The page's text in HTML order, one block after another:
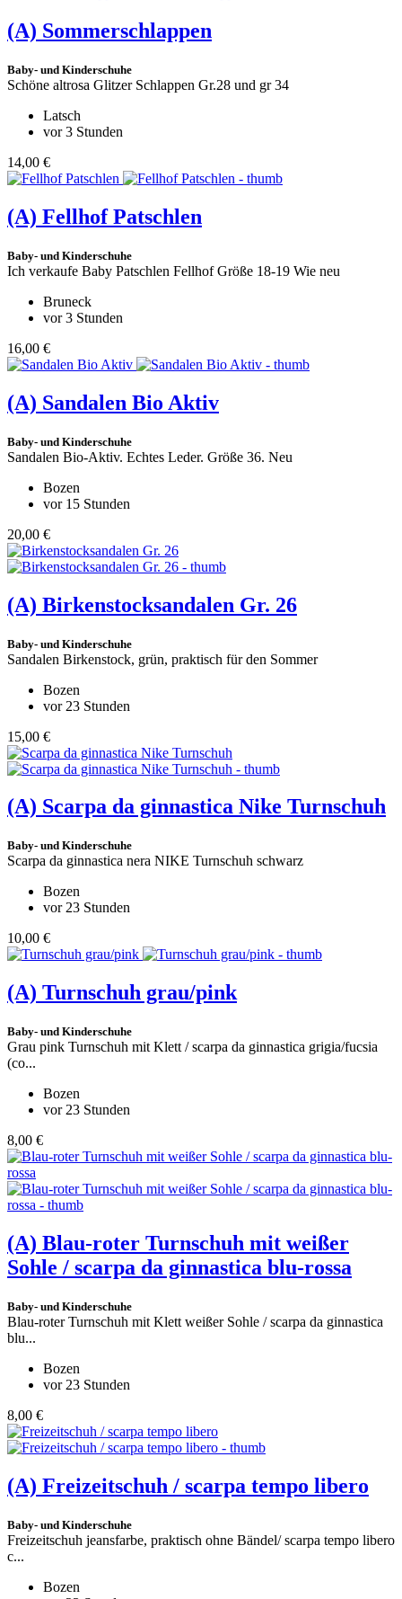
(A) Sommerschlappen
Baby- und Kinderschuhe
Schöne altrosa Glitzer Schlappen Gr.28 und gr 34
Latsch
vor 3 Stunden
14,00 €
(A) Fellhof Patschlen
Baby- und Kinderschuhe
Ich verkaufe Baby Patschlen Fellhof Größe 18-19 Wie neu
Bruneck
vor 3 Stunden
16,00 €
(A) Sandalen Bio Aktiv
Baby- und Kinderschuhe
Sandalen Bio-Aktiv. Echtes Leder. Größe 36. Neu
Bozen
vor 15 Stunden
20,00 €
(A) Birkenstocksandalen Gr. 26
Baby- und Kinderschuhe
Sandalen Birkenstock, grün, praktisch für den Sommer
Bozen
vor 23 Stunden
15,00 €
(A) Scarpa da ginnastica Nike Turnschuh
Baby- und Kinderschuhe
Scarpa da ginnastica nera NIKE Turnschuh schwarz
Bozen
vor 23 Stunden
10,00 €
(A) Turnschuh grau/pink
Baby- und Kinderschuhe
Grau pink Turnschuh mit Klett / scarpa da ginnastica grigia/fucsia
(co...
Bozen
vor 23 Stunden
8,00 €
(A) Blau-roter Turnschuh mit weißer
Sohle / scarpa da ginnastica blu-rossa
Baby- und Kinderschuhe
Blau-roter Turnschuh mit Klett weißer Sohle / scarpa da ginnastica
blu...
Bozen
vor 23 Stunden
8,00 €
(A) Freizeitschuh / scarpa tempo libero
Baby- und Kinderschuhe
Freizeitschuh jeansfarbe, praktisch ohne Bändel/ scarpa tempo libero
c...
Bozen